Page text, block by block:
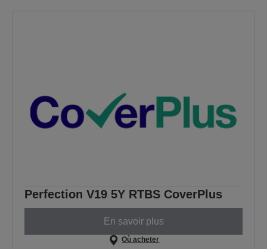
Perfection V19 5Y RTBS CoverPlus
En savoir plus
Où acheter